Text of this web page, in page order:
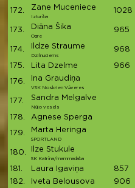
172. Zane Muceniece
Izturība
1028
173. Diāna Šika
Ogre
965
174. Ildze Straume
Dzilnuciems
968
175. Lita Dzelme 966
176. Ina Graudiņa
VSK Noskrien Vāveres
177. Sandra Melgalve
Nūjo vesels
178. Agnese Sperga
179. Marta Heringa
SPORTLAND
180. Ilze Stukule
SK Katrīna/mammadaba
181. Laura Igaviņa 857
182.
Iveta Belousova 906